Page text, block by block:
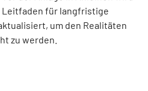
Leitfaden für langfristige
um den Realitäten
zu werden.